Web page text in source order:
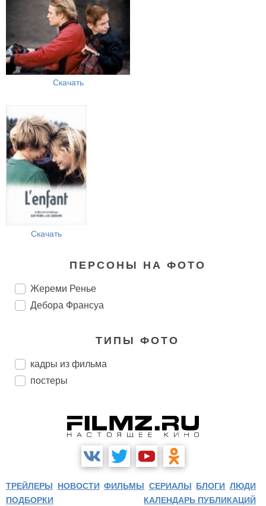
Скачать
Скачать
ПЕРСОНЫ НА ФОТО
Жереми Ренье
Дебора Франсуа
ТИПЫ ФОТО
кадры из фильма
постеры
ТРЕЙЛЕРЫ НОВОСТИ ФИЛЬМЫ СЕРИАЛЫ БЛОГИ ЛЮДИ
ПОДБОРКИ
КАЛЕНДАРЬ ПУБЛИКАЦИЙ